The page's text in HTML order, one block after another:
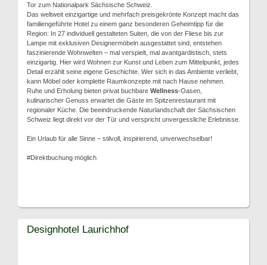
Tor zum Nationalpark Sächsische Schweiz.
Das weltweit einzigartige und mehrfach preisgekrönte Konzept macht das
familiengeführte Hotel zu einem ganz besonderen Geheimtipp für die
Region: In 27 individuell gestalteten Suiten, die von der Fliese bis zur
Lampe mit exklusiven Designermöbeln ausgestattet sind, entstehen
faszinierende Wohnwelten – mal verspielt, mal avantgardistisch, stets
einzigartig. Hier wird Wohnen zur Kunst und Leben zum Mittelpunkt, jedes
Detail erzählt seine eigene Geschichte. Wer sich in das Ambiente verliebt,
kann Möbel oder komplette Raumkonzepte mit nach Hause nehmen.
Ruhe und Erholung bieten privat buchbare Wellness-Oasen,
kulinarischer Genuss erwartet die Gäste im Spitzenrestaurant mit
regionaler Küche. Die beeindruckende Naturlandschaft der Sächsischen
Schweiz liegt direkt vor der Tür und verspricht unvergessliche Erlebnisse.
Ein Urlaub für alle Sinne – stilvoll, inspirierend, unverwechselbar!
#Direktbuchung möglich
Designhotel Laurichhof